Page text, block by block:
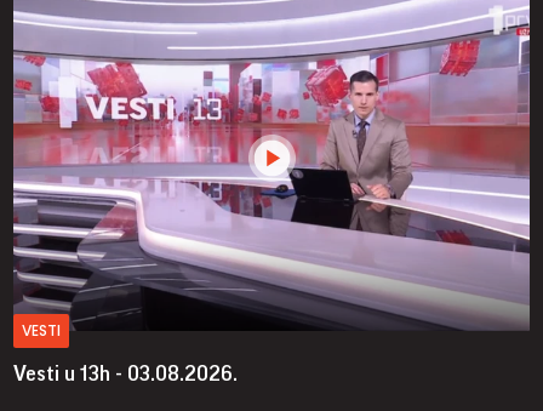
VESTI
Vesti u 13h - 03.08.2026.